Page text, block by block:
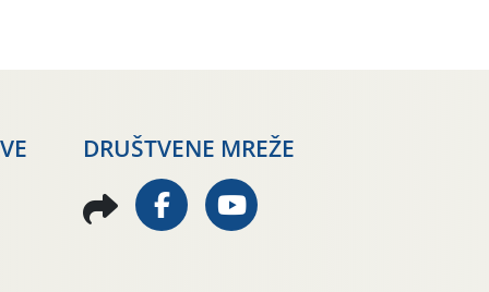
DRUŠTVENE MREŽE